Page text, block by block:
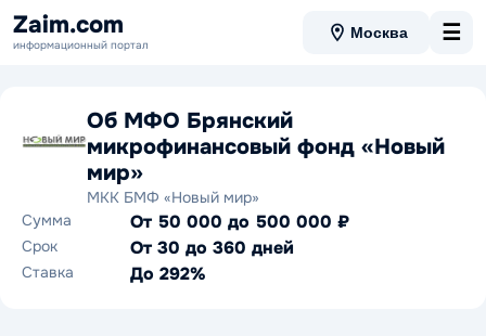
Zaim.com
информационный портал
Москва ☰
Об МФО Брянский
микрофинансовый фонд «Новый
мир»
МКК БМФ «Новый мир»
Сумма
От 50 000 до 500 000 ₽
Срок От 30 до 360 дней
Ставка До 292%